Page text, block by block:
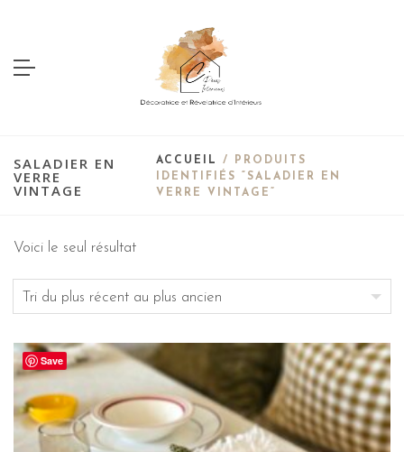
SALADIER EN
VERRE
VINTAGE
ACCUEIL
/ PRODUITS
IDENTIFIÉS “SALADIER EN
VERRE VINTAGE”
Voici le seul résultat
Save